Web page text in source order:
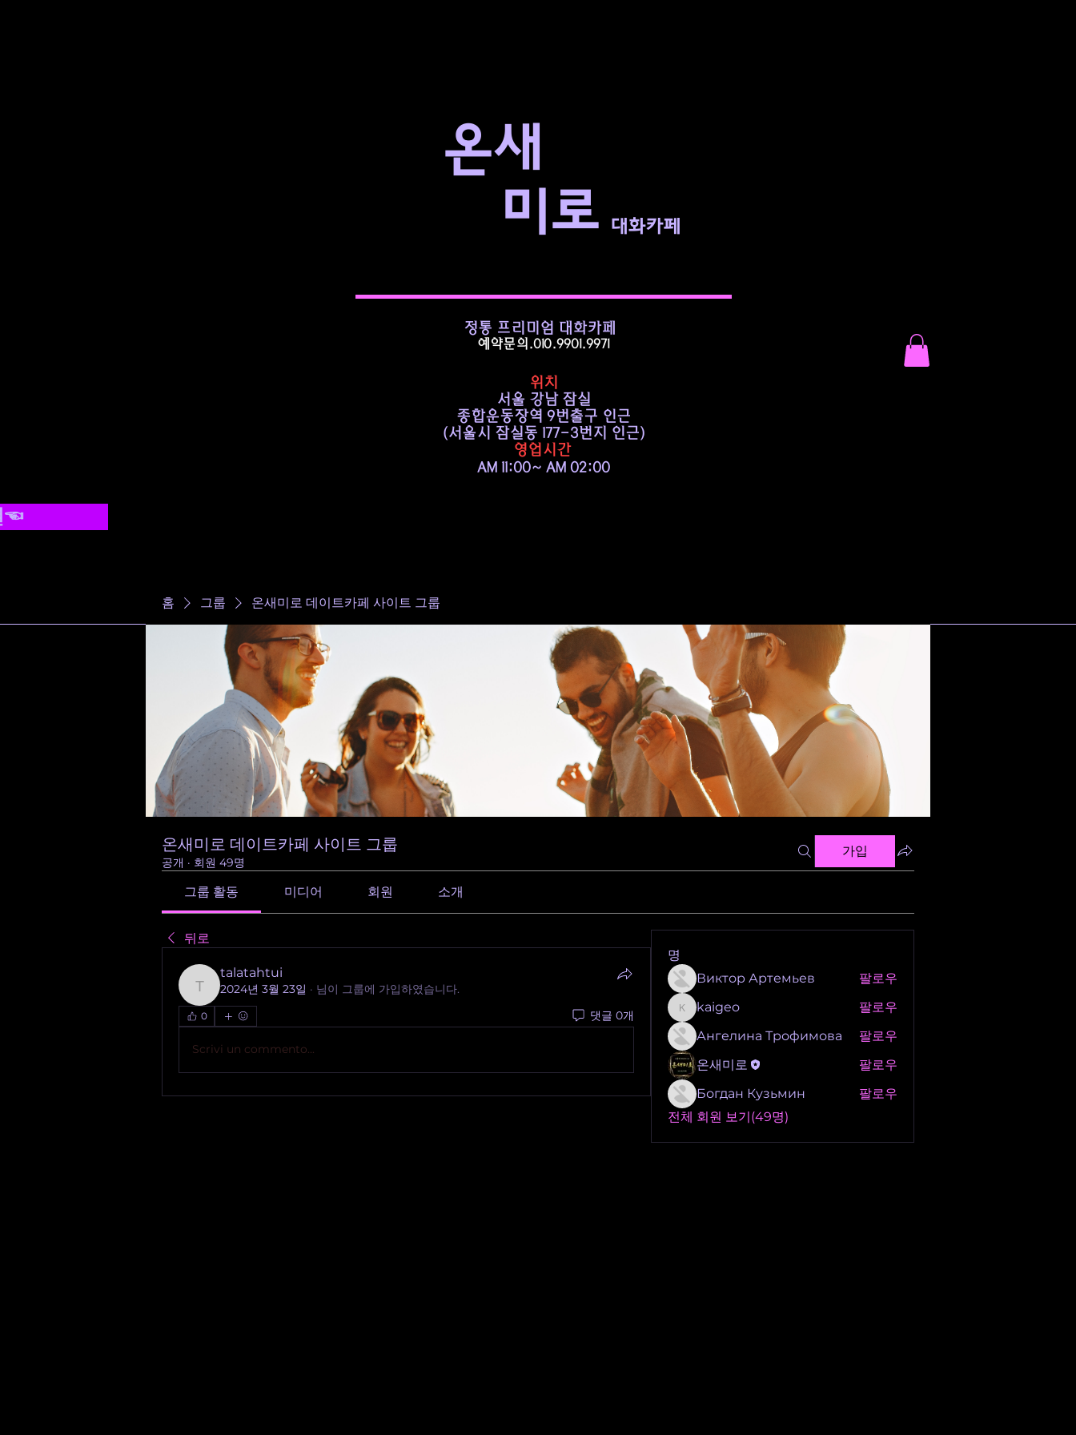
​온새
미로
대화카페
정통 프리미엄 대화카페
예약문의.010.9901.9971
위치
서울 강남 잠실
종합운동장역 9번출구 인근
​(서울시 잠실동 177-3번지 인근)
영업시간
AM 11:00~ AM 02:00
☜
홈 그룹 온새미로 데이트카페 사이트 그룹
온새미로 데이트카페 사이트 그룹
공개 · 회원 49명
가입
그룹 활동 미디어 회원 소개
뒤로
talatahtui
talatahtui
2024년 3월 23일 · 님이 그룹에 가입하였습니다.
0 댓글 0개
Scrivi un commento...
명
Виктор Артемьев
팔로우
kaigeo
kaigeo
팔로우
Ангелина Трофимова
팔로우
온새미로
팔로우
Богдан Кузьмин
팔로우
전체 회원 보기(49명)